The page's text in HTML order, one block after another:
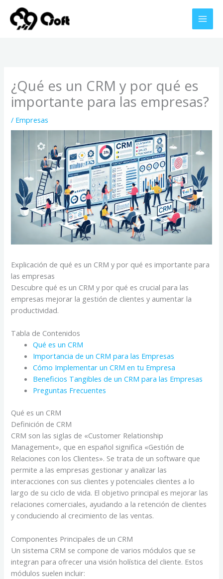
contenido
¿Qué es un CRM y por qué es
importante para las empresas?
/ Empresas
Explicación de qué es un CRM y por qué es importante para
las empresas
Descubre qué es un CRM y por qué es crucial para las
empresas mejorar la gestión de clientes y aumentar la
productividad.
Tabla de Contenidos
Qué es un CRM
Importancia de un CRM para las Empresas
Cómo Implementar un CRM en tu Empresa
Beneficios Tangibles de un CRM para las Empresas
Preguntas Frecuentes
Qué es un CRM
Definición de CRM
CRM son las siglas de «Customer Relationship
Management», que en español significa «Gestión de
Relaciones con los Clientes». Se trata de un software que
permite a las empresas gestionar y analizar las
interacciones con sus clientes y potenciales clientes a lo
largo de su ciclo de vida. El objetivo principal es mejorar las
relaciones comerciales, ayudando a la retención de clientes
y conduciendo al crecimiento de las ventas.
Componentes Principales de un CRM
Un sistema CRM se compone de varios módulos que se
integran para ofrecer una visión holística del cliente. Estos
módulos suelen incluir: